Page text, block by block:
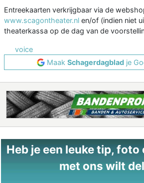
Entreekaarten verkrijgbaar via de
www.scagontheater.nl en/of (indien niet
theaterkassa op de dag van de
voice
Maak Schagerdagbladje
Heb je een leuke tip, foto
met ons wilt